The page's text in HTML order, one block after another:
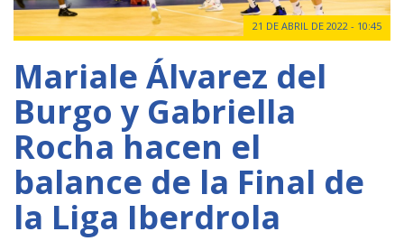
21 DE ABRIL DE 2022 - 10:45
Mariale Álvarez del
Burgo y Gabriella
Rocha hacen el
balance de la Final de
la Liga Iberdrola